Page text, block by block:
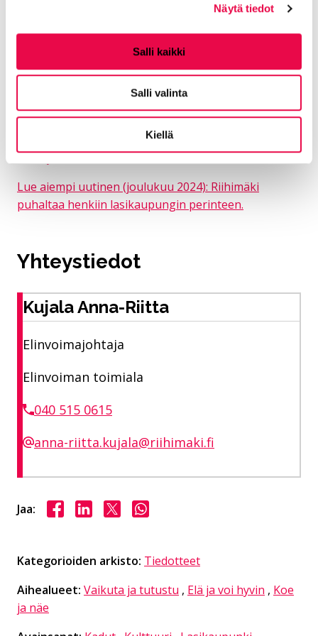
Näytä tiedot
Salli kaikki
Salli valinta
Kiellä
Tutustu Riihimäen kaupungin viranhaltijapäätöksiin.
Tutustu Riihimäki lasikaupunki -sivuun.
Lue aiempi uutinen (elokuu 2025): Helena Tynellin ja
Nanny Stillin katujen nimeäminen
elinvoimalautakuntaan.
Lue aiempi uutinen (huhtikuu 2025): Helena Tynell ja
Nanny Still saavat Riihimäeltä omat kadut.
Lue aiempi uutinen (joulukuu 2024): Riihimäki
puhaltaa henkiin lasikaupungin perinteen.
Yhteystiedot
Kujala Anna-Riitta
Elinvoimajohtaja
Elinvoiman toimiala
040 515 0615
anna-riitta.kujala@riihimaki.fi
Jaa: Jaa Facebookissa
Jaa LinkedInissä
Jaa X:ssäJaa WhasAppissa
Kategorioiden arkisto: Tiedotteet
Aihealueet: Vaikuta ja tutustu , Elä ja voi hyvin , Koe
ja näe